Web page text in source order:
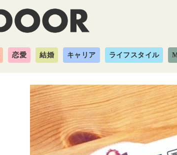
恋愛 結婚 キャリア ライフスタイル